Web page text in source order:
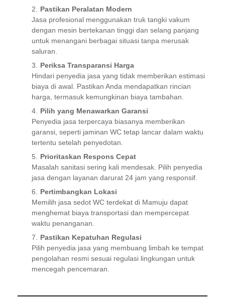
Pastikan Peralatan Modern
Jasa profesional menggunakan truk tangki vakum
dengan mesin bertekanan tinggi dan selang panjang
untuk menangani berbagai situasi tanpa merusak
saluran.
Periksa Transparansi Harga
Hindari penyedia jasa yang tidak memberikan estimasi
biaya di awal. Pastikan Anda mendapatkan rincian
harga, termasuk kemungkinan biaya tambahan.
Pilih yang Menawarkan Garansi
Penyedia jasa terpercaya biasanya memberikan
garansi, seperti jaminan WC tetap lancar dalam waktu
tertentu setelah penyedotan.
Prioritaskan Respons Cepat
Masalah sanitasi sering kali mendesak. Pilih penyedia
jasa dengan layanan darurat 24 jam yang responsif.
Pertimbangkan Lokasi
Memilih jasa sedot WC terdekat di Mamuju dapat
menghemat biaya transportasi dan mempercepat
waktu penanganan.
Pastikan Kepatuhan Regulasi
Pilih penyedia jasa yang membuang limbah ke tempat
pengolahan resmi sesuai regulasi lingkungan untuk
mencegah pencemaran.